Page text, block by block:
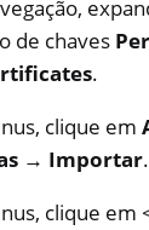
de chaves
.
clique em
→ Importar.
clique em